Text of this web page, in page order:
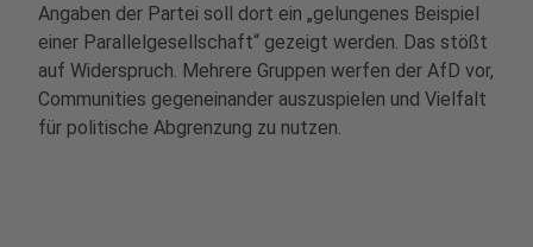
Angaben der Partei soll dort ein „gelungenes Beispiel
einer Parallelgesellschaft“ gezeigt werden. Das stößt
auf Widerspruch. Mehrere Gruppen werfen der AfD vor,
Communities gegeneinander auszuspielen und Vielfalt
für politische Abgrenzung zu nutzen.